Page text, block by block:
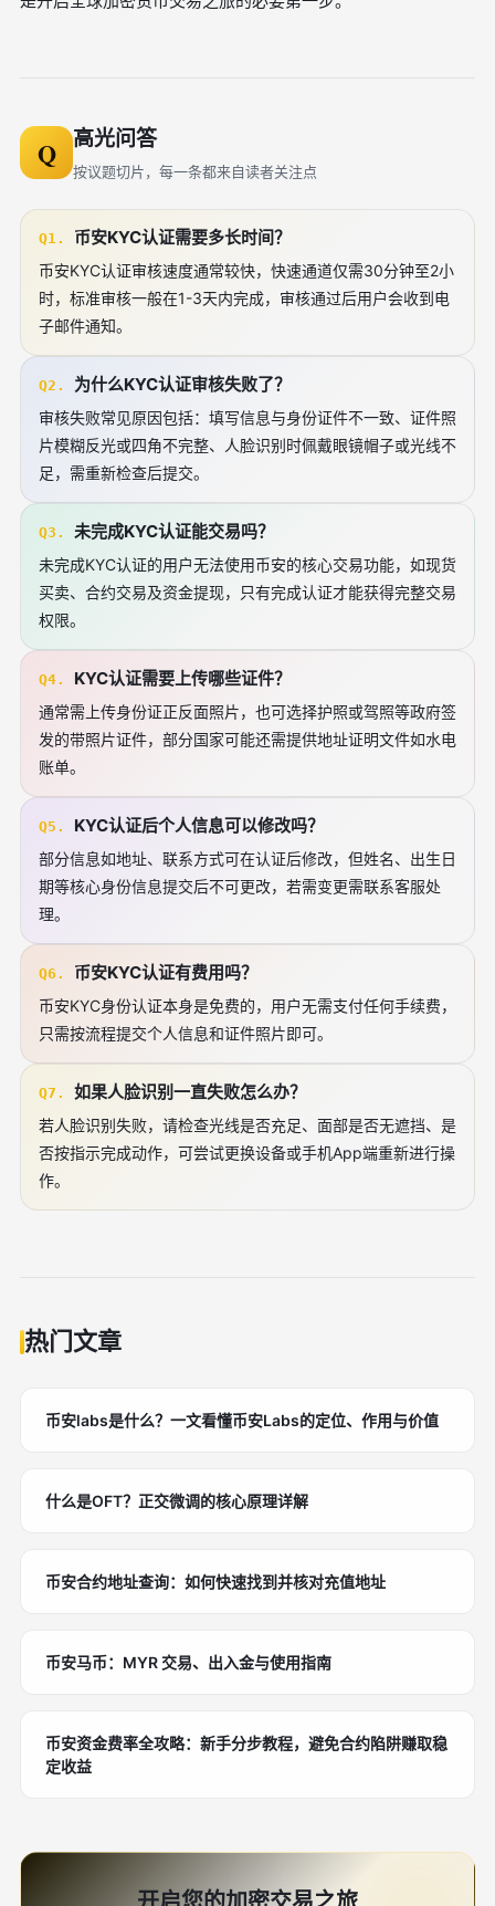
Q 高光问答
按议题切片，每一条都来自读者关注点
Q1. 币安KYC认证需要多长时间？
币安KYC认证审核速度通常较快，快速通道仅需30分钟至2小
时，标准审核一般在1-3天内完成，审核通过后用户会收到电
子邮件通知。
Q2. 为什么KYC认证审核失败了？
审核失败常见原因包括：填写信息与身份证件不一致、证件照
片模糊反光或四角不完整、人脸识别时佩戴眼镜帽子或光线不
足，需重新检查后提交。
Q3. 未完成KYC认证能交易吗？
未完成KYC认证的用户无法使用币安的核心交易功能，如现货
买卖、合约交易及资金提现，只有完成认证才能获得完整交易
权限。
Q4. KYC认证需要上传哪些证件？
通常需上传身份证正反面照片，也可选择护照或驾照等政府签
发的带照片证件，部分国家可能还需提供地址证明文件如水电
账单。
Q5. KYC认证后个人信息可以修改吗？
部分信息如地址、联系方式可在认证后修改，但姓名、出生日
期等核心身份信息提交后不可更改，若需变更需联系客服处
理。
Q6. 币安KYC认证有费用吗？
币安KYC身份认证本身是免费的，用户无需支付任何手续费，
只需按流程提交个人信息和证件照片即可。
Q7. 如果人脸识别一直失败怎么办？
若人脸识别失败，请检查光线是否充足、面部是否无遮挡、是
否按指示完成动作，可尝试更换设备或手机App端重新进行操
作。
热门文章
币安labs是什么？一文看懂币安Labs的定位、作用与价值
什么是OFT？正交微调的核心原理详解
币安合约地址查询：如何快速找到并核对充值地址
币安马币：MYR 交易、出入金与使用指南
币安资金费率全攻略：新手分步教程，避免合约陷阱赚取稳
定收益